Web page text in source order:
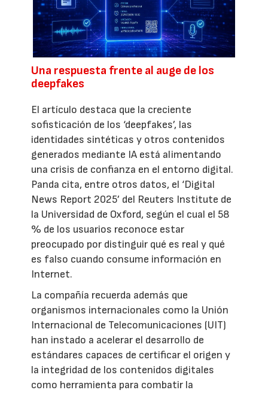
Una respuesta frente al auge de los
deepfakes
El artículo destaca que la creciente
sofisticación de los ‘deepfakes’, las
identidades sintéticas y otros contenidos
generados mediante IA está alimentando
una crisis de confianza en el entorno digital.
Panda cita, entre otros datos, el ‘Digital
News Report 2025’ del Reuters Institute de
la Universidad de Oxford, según el cual el 58
% de los usuarios reconoce estar
preocupado por distinguir qué es real y qué
es falso cuando consume información en
Internet.
La compañía recuerda además que
organismos internacionales como la Unión
Internacional de Telecomunicaciones (UIT)
han instado a acelerar el desarrollo de
estándares capaces de certificar el origen y
la integridad de los contenidos digitales
como herramienta para combatir la